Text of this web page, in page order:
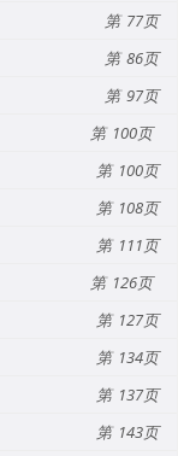
77
86
97
100
100
108
111
126
127
134
137
143